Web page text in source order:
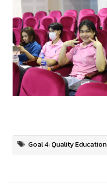
Goal 4: Quality Education